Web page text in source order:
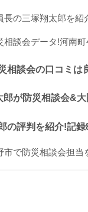
長の三塚翔太郎を紹
相談会データ!河南町
相談会の口コミは
郎が防災相談会&
の評判を紹介!記録
市で防災相談会担当